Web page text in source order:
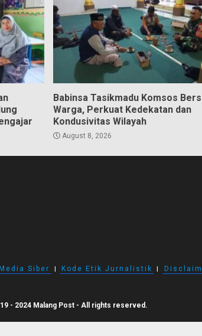
Babinsa Tasikmadu Komsos
Warga, Perkuat Kedekatan dan
Kondusivitas Wilayah
August 8, 2026
Siber I Kode Etik Jurnalistik I
- 2024 Malang Post - All rights reserved.